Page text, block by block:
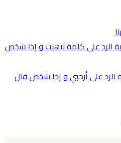
الرد على كلمة لاهنت و إذا شخص
الرد على أرحبي و إذا شخص قال